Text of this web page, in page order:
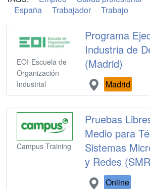
España
Trabajador Trabajo
EOI-Escuela de
Organización
Industrial
Programa
Industria de
(Madrid)
Madrid
Campus Training
Pruebas
Medio para
Sistemas
y Redes
Online